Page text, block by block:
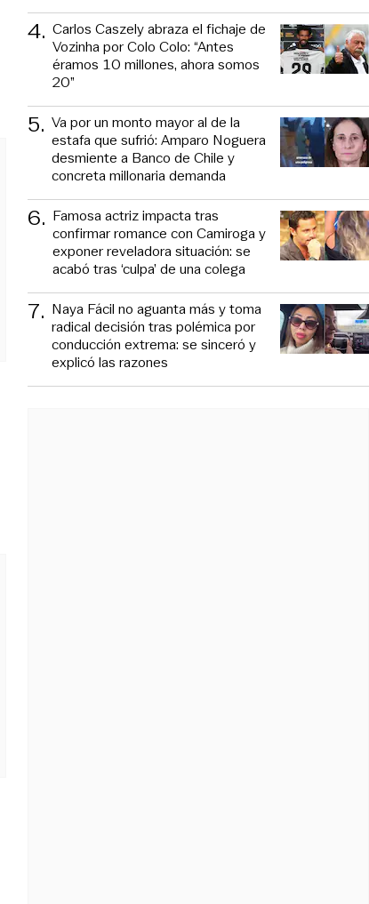
4. Carlos Caszely abraza el fichaje de
Vozinha por Colo Colo: “Antes
éramos 10 millones, ahora somos
20”
5. Va por un monto mayor al de la
estafa que sufrió: Amparo Noguera
desmiente a Banco de Chile y
concreta millonaria demanda
6. Famosa actriz impacta tras
confirmar romance con Camiroga y
exponer reveladora situación: se
acabó tras ‘culpa’ de una colega
7. Naya Fácil no aguanta más y toma
radical decisión tras polémica por
conducción extrema: se sinceró y
explicó las razones